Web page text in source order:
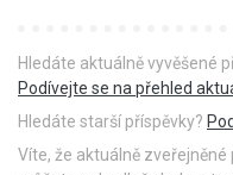
Hledáte aktuálně vyvěšené
Podívejte se na přehled
Hledáte starší příspěvky?
Víte, že aktuálně